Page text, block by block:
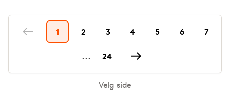
1 2 3 4 5 6 7
... 24
Velg side